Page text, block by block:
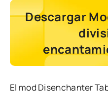
Descargar
El mod Disenchanter